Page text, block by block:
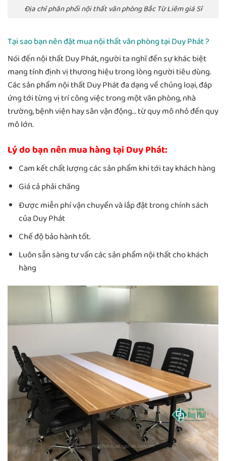
Địa chỉ phân phối nội thất văn phòng Bắc Từ Liêm giá Sỉ
Tại sao bạn nên đặt mua nội thất văn phòng tại Duy Phát ?
Nói đến nội thất Duy Phát, người ta nghĩ đến sự khác biệt
mang tính định vị thương hiệu trong lòng người tiêu dùng.
Các sản phẩm nội thất Duy Phát đa dạng về chủng loại, đáp
ứng tới từng vị trí công việc trong một văn phòng, nhà
trường, bệnh viện hay sân vận động… từ quy mô nhỏ đến quy
mô lớn.
Lý do bạn nên mua hàng tại Duy Phát:
Cam kết chất lượng các sản phẩm khi tới tay khách hàng
Giá cả phải chăng
Được miễn phí vận chuyển và lắp đặt trong chính sách
của Duy Phát
Chế độ bảo hành tốt.
Luôn sẵn sàng tư vấn các sản phẩm nội thất cho khách
hàng